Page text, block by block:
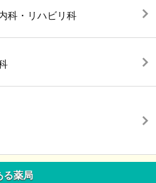
科・リハビリ科
る薬局